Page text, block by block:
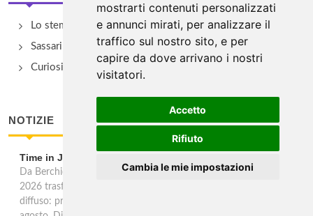
mostrarti contenuti personalizzati
e annunci mirati, per analizzare il
traffico sul nostro sito, e per
capire da dove arrivano i nostri
visitatori.
Accetto
Rifiuto
Cambia le mie impostazioni
Lo stemma dei quattro Mori
Sassari e la Maddalena
Curiosità cagliaritane
NOTIZIE
Time in Jazz 2026 nel nord Sardegna
Da Berchidda fino a 15 centri del nord Sardegna, Time in Jazz
2026 trasforma piazze, chiese, pinete e spiagge in un teatro
diffuso: prologo dal 19 al 21 giugno e seconda parte dall'8 al 16